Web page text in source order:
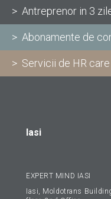
> Antreprenor in 3
> Abonamente de
> Servicii de HR
Iasi
EXPERT MIND IASI
Iasi, Moldotrans